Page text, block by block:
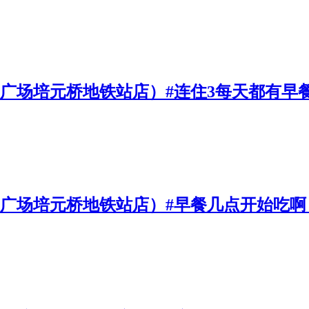
场培元桥地铁站店）#连住3每天都有早
场培元桥地铁站店）#早餐几点开始吃啊